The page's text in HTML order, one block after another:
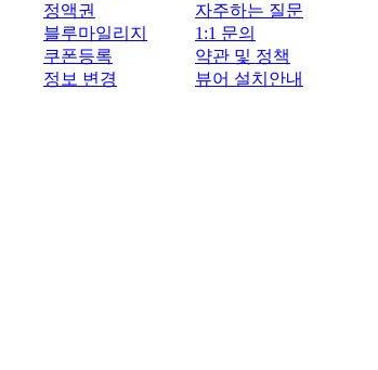
정액권
블루마일리지
쿠폰등록
정보 변경
자주하는 질문
1:1 문의
약관 및 정책
뷰어 설치안내